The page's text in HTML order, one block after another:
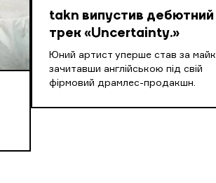
takn випустив дебютний
трек «Uncertainty.»
Юний артист уперше став за майк,
зачитавши англійською під свій
фірмовий драмлес-продакшн.